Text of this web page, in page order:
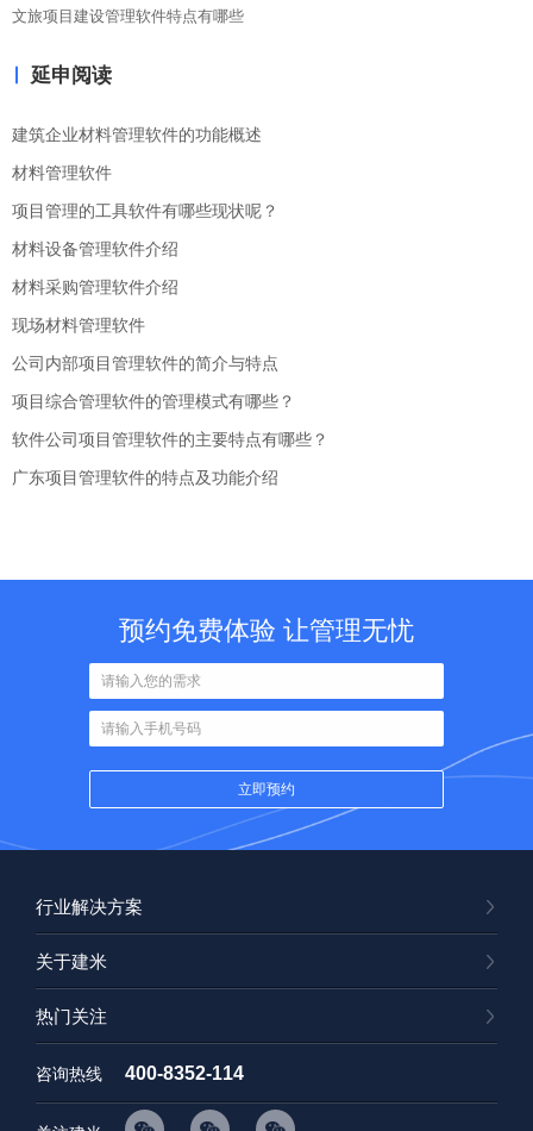
文旅项目建设管理软件特点有哪些
延申阅读
建筑企业材料管理软件的功能概述
材料管理软件
项目管理的工具软件有哪些现状呢？
材料设备管理软件介绍
材料采购管理软件介绍
现场材料管理软件
公司内部项目管理软件的简介与特点
项目综合管理软件的管理模式有哪些？
软件公司项目管理软件的主要特点有哪些？
广东项目管理软件的特点及功能介绍
预约免费体验 让管理无忧
行业解决方案
关于建米
热门关注
咨询热线 400-8352-114